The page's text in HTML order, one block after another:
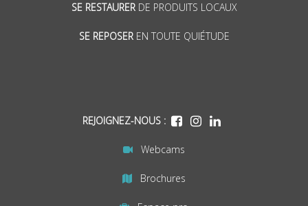
SE RESTAURERDE PRODUITS LOCAUX
SE REPOSEREN TOUTE QUIÉTUDE
REJOIGNEZ-NOUS :
Webcams
Brochures